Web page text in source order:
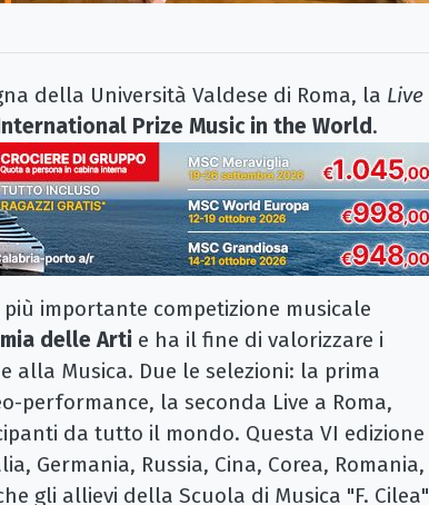
della Università Valdese di Roma, la Live
Prize Music in the World.
importante competizione musicale
delle Arti e ha il fine di valorizzare i
alla Musica. Due le selezioni: la prima
performance, la seconda Live a Roma,
da tutto il mondo. Questa VI edizione
Germania, Russia, Cina, Corea, Romania,
gli allievi della Scuola di Musica "F. Cilea"